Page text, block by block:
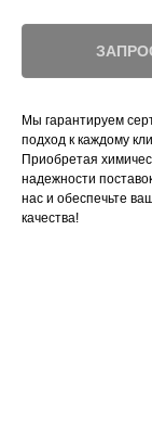
Мы гарантируем
подход к каждому
Приобретая
надежности
нас и обеспечьте
качества!